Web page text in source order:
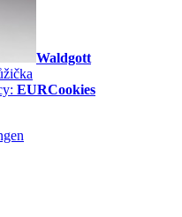
Waldgott
EURCookies